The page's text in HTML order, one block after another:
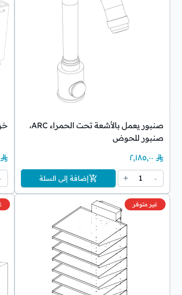
صنبور يعمل بالأشعة تحت الحمراء ARC،
صنبور للحوض
٢٬١٨٥٫٠٠
-
1
+ إضافة إلى السلة
غير متوفر